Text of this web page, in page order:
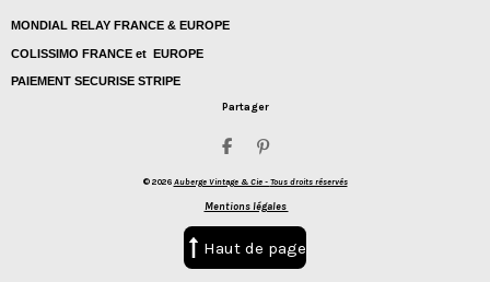
MONDIAL RELAY FRANCE & EUROPE
COLISSIMO FRANCE et EUROPE
PAIEMENT SECURISE STRIPE
Partager
P
r
t
a
e
r
É
i
n
g
e
r
© 2026 Auberge Vintage & Cie - Tous droits réservés
Mentions légales
Haut de page